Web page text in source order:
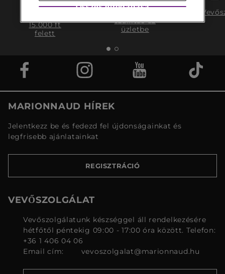
Ingyenes
15.000 ft
felett
szállítás az
üzletbe
MARIONNAUD HÍREK
Jelentkezz be és fedezd fel újdonságainkat és
legfrisebb ajánlatainkat
REGISZTRÁCIÓ
VEVŐSZOLGÁLAT
Vevőszolgálatunk készséggel áll rendelkezésére
hétfőtől péntekig 09:00 - 17:00 óra között. Telefon:
+36 1 406 04 06
Email cím:
vevoszolgalat@marionnaud.hu
Összes elfogadása